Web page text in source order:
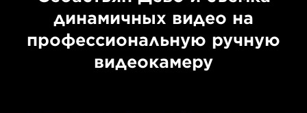
динамичных видео на
профессиональную ручную
видеокамеру